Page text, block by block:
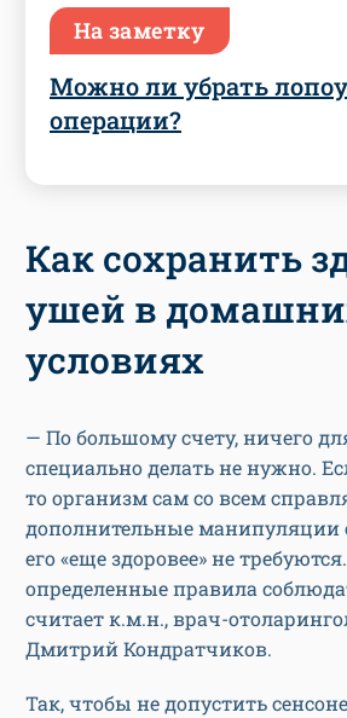
На заметку
Можно ли убрать
операции?
Как сохранить
ушей в
условиях
— По большому счету, ничего
специально делать не нужно.
то организм сам со всем
дополнительные манипуляции
его «еще здоровее» не
определенные правила
считает к.м.н., врач-
Дмитрий Кондратчиков.
Так, чтобы не допустить